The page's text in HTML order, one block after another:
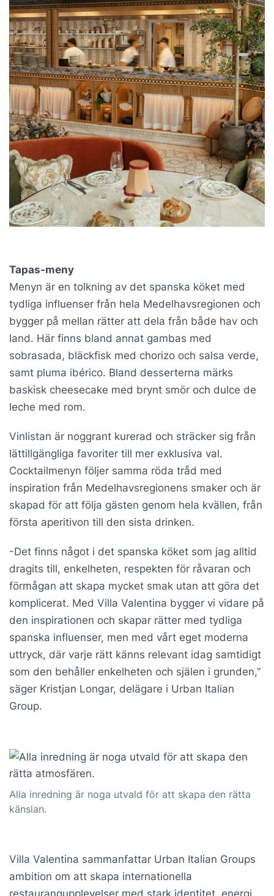
Tapas-meny
Menyn är en tolkning av det spanska köket med
tydliga influenser från hela Medelhavsregionen och
bygger på mellan rätter att dela från både hav och
land. Här finns bland annat gambas med
sobrasada, bläckfisk med chorizo och salsa verde,
samt pluma ibérico. Bland desserterna märks
baskisk cheesecake med brynt smör och dulce de
leche med rom.
Vinlistan är noggrant kurerad och sträcker sig från
lättillgängliga favoriter till mer exklusiva val.
Cocktailmenyn följer samma röda tråd med
inspiration från Medelhavsregionens smaker och är
skapad för att följa gästen genom hela kvällen, från
första aperitivon till den sista drinken.
-Det finns något i det spanska köket som jag alltid
dragits till, enkelheten, respekten för råvaran och
förmågan att skapa mycket smak utan att göra det
komplicerat. Med Villa Valentina bygger vi vidare på
den inspirationen och skapar rätter med tydliga
spanska influenser, men med vårt eget moderna
uttryck, där varje rätt känns relevant idag samtidigt
som den behåller enkelheten och själen i grunden,”
säger Kristjan Longar, delägare i Urban Italian
Group.
Alla inredning är noga utvald för att skapa den rätta
känslan.
Villa Valentina sammanfattar Urban Italian Groups
ambition om att skapa internationella
restaurangupplevelser med stark identitet, energi